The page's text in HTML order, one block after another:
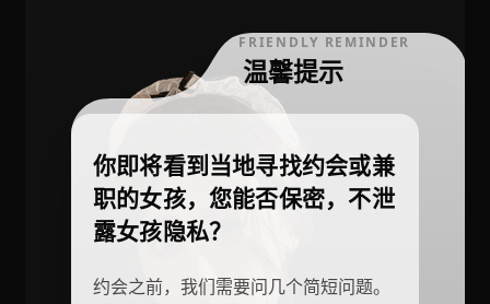
FRIENDLY REMINDER
温馨提示
你即将看到当地寻找约会或兼
职的女孩，您能否保密，不泄
露女孩隐私？
约会之前，我们需要问几个简短问题。